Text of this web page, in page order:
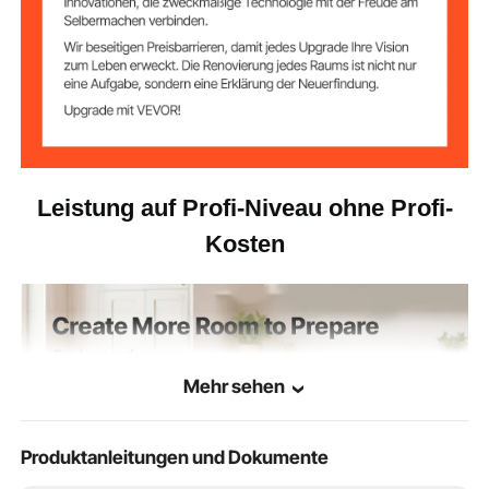
Leistung auf Profi-Niveau ohne Profi-
Kosten
Mehr sehen
Produktanleitungen und Dokumente